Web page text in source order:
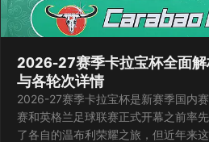
2026-27赛季卡拉宝杯全面
与各轮次详情
2026-27赛季卡拉宝杯是新赛季国内
赛和英格兰足球联赛正式开幕之前率
了各自的温布利荣耀之旅，但近年来